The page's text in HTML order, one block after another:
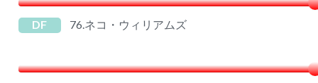
DF 76.ネコ・ウィリアムズ